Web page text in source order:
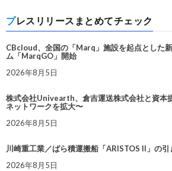
プレスリリースまとめてチェック
CBcloud、全国の「Marq」施設を起点とした
ム「MarqGO」開始
2026年8月5日
株式会社Univearth、倉吉運送株式会社と資本
ネットワークを拡大〜
2026年8月5日
川崎重工業／ばら積運搬船「ARISTOS II」の引
2026年8月5日